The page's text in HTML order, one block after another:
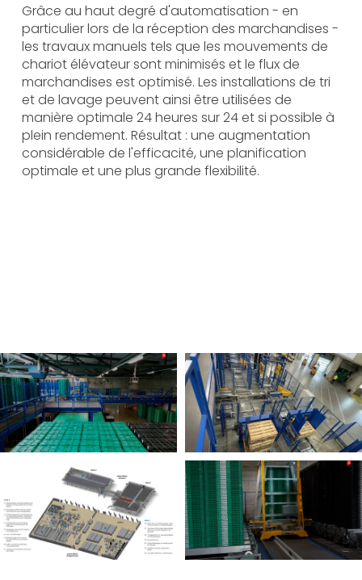
Grâce au haut degré d'automatisation - en
particulier lors de la réception des marchandises -
les travaux manuels tels que les mouvements de
chariot élévateur sont minimisés et le flux de
marchandises est optimisé. Les installations de tri
et de lavage peuvent ainsi être utilisées de
manière optimale 24 heures sur 24 et si possible à
plein rendement. Résultat : une augmentation
considérable de l'efficacité, une planification
optimale et une plus grande flexibilité.